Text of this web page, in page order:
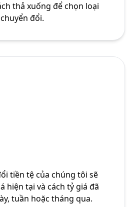
thả xuống để chọn loại
đổi.
tiền tệ của chúng tôi sẽ
hiện tại và cách tỷ giá đã
tuần hoặc tháng qua.